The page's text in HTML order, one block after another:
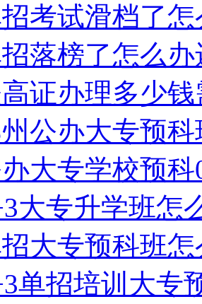
考试滑档了
落榜了怎么
证办理多少
公办大专预
大专学校预
大专升学班怎
大专预科班
单招培训大专